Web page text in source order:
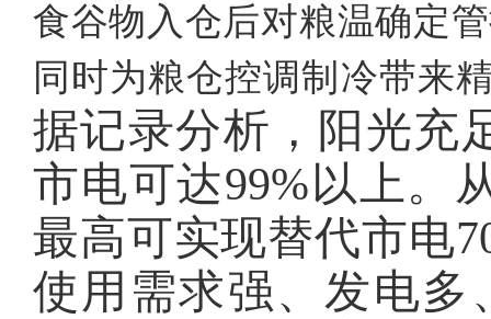
食谷物入仓后对粮温确定
同时为粮仓控调制冷带来
据记录分析，阳光充
市电可达99%以上。
最高可实现替代市电
使用需求强、发电多